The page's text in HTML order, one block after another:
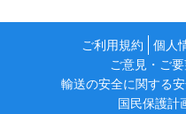
ご利用規約 個人
ご意見・ご
輸送の安全に関する
国民保護計